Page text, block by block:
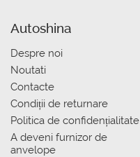
Autoshina
Despre noi
Noutati
Contacte
Condiții de returnare
Politica de confidențialitate
A deveni furnizor de
anvelope